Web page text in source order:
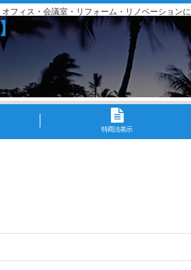
フィス・会議室・リフォーム・リノベーションに
】
特商法表示